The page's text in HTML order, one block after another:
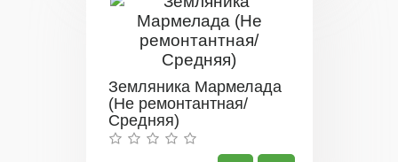
Земляника Мармелада
(Не ремонтантная/
Средняя)